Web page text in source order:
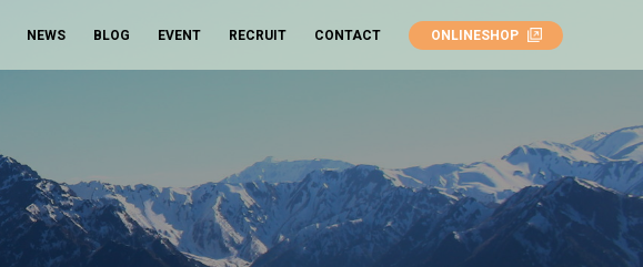
NEWS BLOG EVENT RECRUIT CONTACT ONLINESHOP